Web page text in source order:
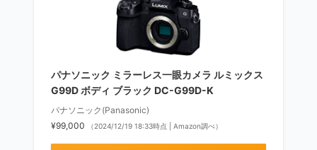
パナソニック ミラーレス一眼カメラ ルミックス
G99D ボディ ブラック DC-G99D-K
パナソニック(Panasonic)
¥99,000
（2024/12/19 18:33時点 | Amazon調べ）